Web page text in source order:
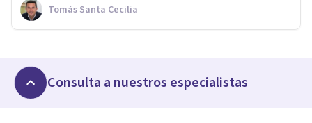
Tomás Santa Cecilia
Consulta a nuestros especialistas